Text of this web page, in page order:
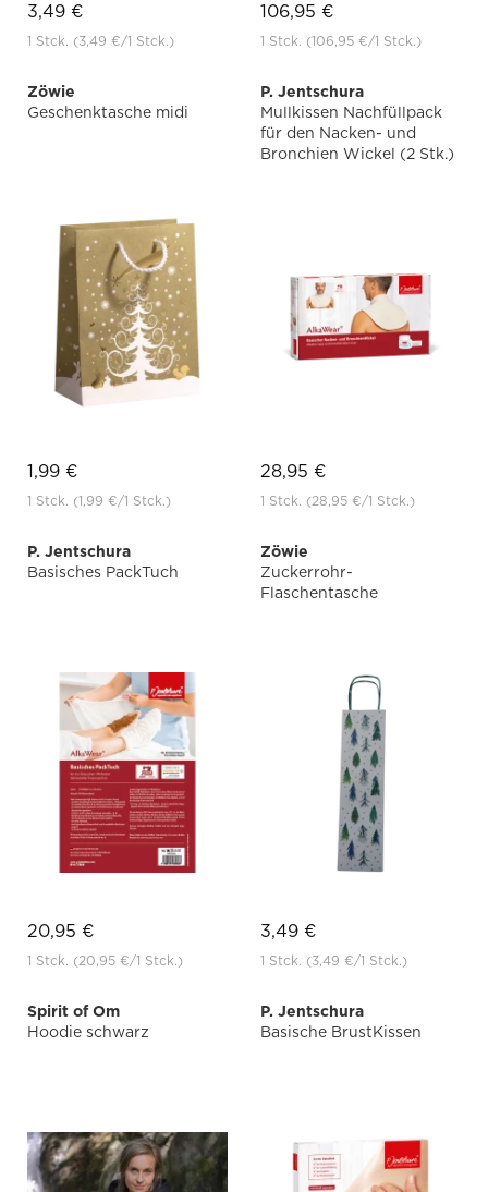
3,49 €
1 Stck. (3,49 €/1 Stck.)
106,95 €
1 Stck. (106,95 €/1 Stck.)
Zöwie
Geschenktasche midi
1,99 €
1 Stck. (1,99 €/1 Stck.)
P. Jentschura
Mullkissen Nachfüllpack
für den Nacken- und
Bronchien Wickel (2 Stk.)
28,95 €
1 Stck. (28,95 €/1 Stck.)
P. Jentschura
Basisches PackTuch
20,95 €
1 Stck. (20,95 €/1 Stck.)
Zöwie
Zuckerrohr-
Flaschentasche
3,49 €
1 Stck. (3,49 €/1 Stck.)
Spirit of Om
Hoodie schwarz
P. Jentschura
Basische BrustKissen